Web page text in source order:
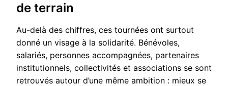
de terrain
Au-delà des chiffres, ces tournées ont surtout
donné un visage à la solidarité. Bénévoles,
salariés, personnes accompagnées, partenaires
institutionnels, collectivités et associations se sont
retrouvés autour d’une même ambition : mieux se